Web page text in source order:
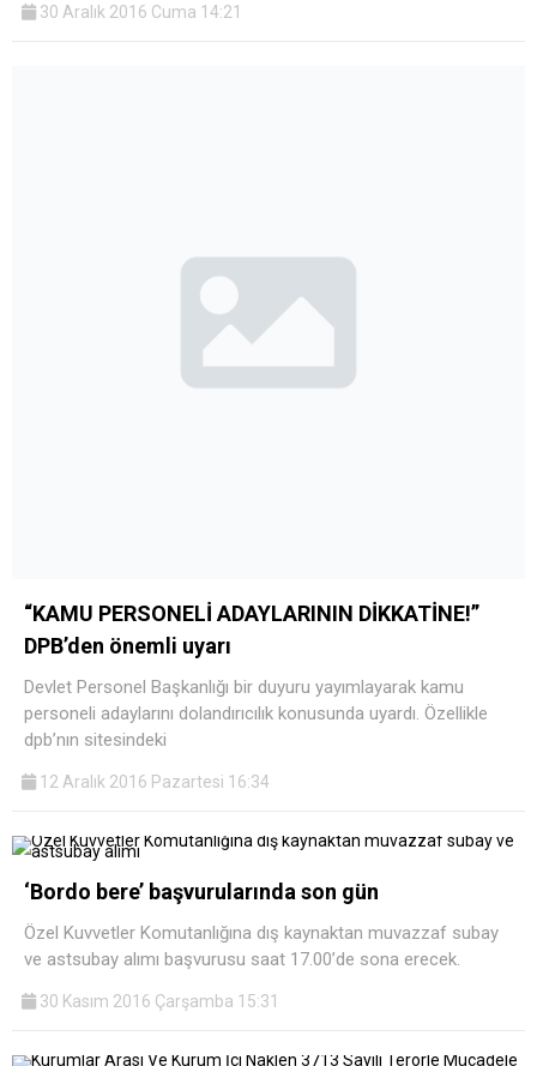
30 Aralık 2016 Cuma 14:21
“KAMU PERSONELİ ADAYLARININ DİKKATİNE!”
DPB’den önemli uyarı
Devlet Personel Başkanlığı bir duyuru yayımlayarak kamu
personeli adaylarını dolandırıcılık konusunda uyardı. Özellikle
dpb’nın sitesindeki
12 Aralık 2016 Pazartesi 16:34
‘Bordo bere’ başvurularında son gün
Özel Kuvvetler Komutanlığına dış kaynaktan muvazzaf subay
ve astsubay alımı başvurusu saat 17.00’de sona erecek.
30 Kasım 2016 Çarşamba 15:31